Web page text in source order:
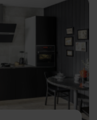
Ladda ner
Ladda ner
Ladda ner